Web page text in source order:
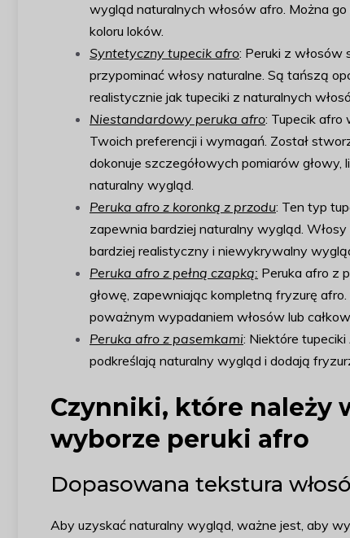
wygląd naturalnych włosów afro. Można
koloru loków.
Syntetyczny tupecik afro: Peruki z
przypominać włosy naturalne. Są tańszą
realistycznie jak tupeciki z naturalnych
Niestandardowy peruka afro: Tupecik afro
Twoich preferencji i wymagań. Został
dokonuje szczegółowych pomiarów
naturalny wygląd.
Peruka afro z koronką z przodu: Ten typ
zapewnia bardziej naturalny wygląd.
bardziej realistyczny i niewykrywalny
Peruka afro z pełną czapką: Peruka afro z
głowę, zapewniając kompletną fryzurę
poważnym wypadaniem włosów lub
Peruka afro z pasemkami: Niektóre
podkreślają naturalny wygląd i dodają
Czynniki, które należy
wyborze peruki afro
Dopasowana tekstura
Aby uzyskać naturalny wygląd, ważne jest, aby